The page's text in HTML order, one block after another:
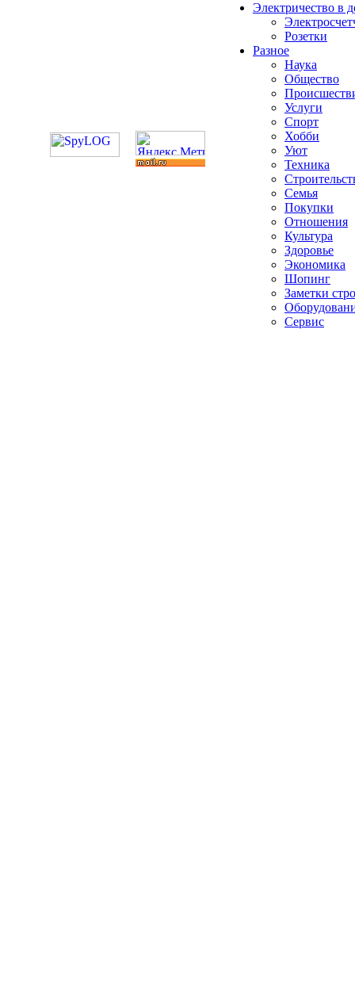
Электричество в
Розетки
Разное
Наука
Общество
Услуги
Спорт
Хобби
Уют
Техника
Семья
Покупки
Отношения
Культура
Здоровье
Экономика
Шопинг
Заметки
Сервис